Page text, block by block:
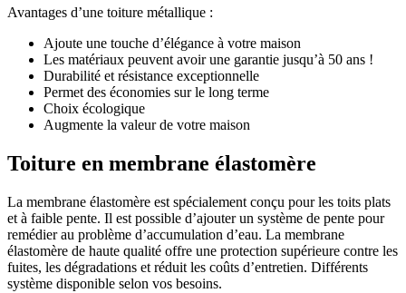
Avantages d’une toiture métallique :
Ajoute une touche d’élégance à votre maison
Les matériaux peuvent avoir une garantie jusqu’à 50 ans !
Durabilité et résistance exceptionnelle
Permet des économies sur le long terme
Choix écologique
Augmente la valeur de votre maison
Toiture en membrane élastomère
La membrane élastomère est spécialement conçu pour les toits plats
et à faible pente. Il est possible d’ajouter un système de pente pour
remédier au problème d’accumulation d’eau. La membrane
élastomère de haute qualité offre une protection supérieure contre les
fuites, les dégradations et réduit les coûts d’entretien. Différents
système disponible selon vos besoins.